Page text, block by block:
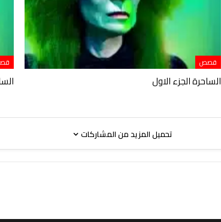
قصص
الساحرة الجزء الاول
تحميل المزيد من المشاركات